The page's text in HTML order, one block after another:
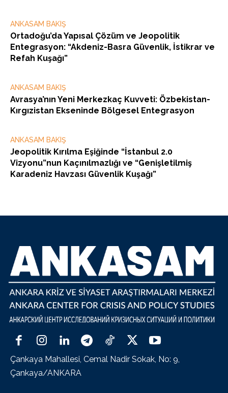
ANKASAM BAKIŞ
Ortadoğu’da Yapısal Çözüm ve Jeopolitik
Entegrasyon: “Akdeniz-Basra Güvenlik, İstikrar ve
Refah Kuşağı”
ANKASAM BAKIŞ
Avrasya’nın Yeni Merkezkaç Kuvveti: Özbekistan-
Kırgızistan Ekseninde Bölgesel Entegrasyon
ANKASAM BAKIŞ
Jeopolitik Kırılma Eşiğinde “İstanbul 2.0
Vizyonu”nun Kaçınılmazlığı ve “Genişletilmiş
Karadeniz Havzası Güvenlik Kuşağı”
Çankaya Mahallesi, Cemal Nadir Sokak, No: 9,
Çankaya/ANKARA